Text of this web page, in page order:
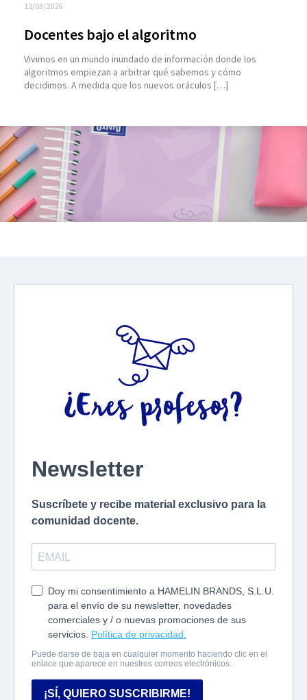
12/03/2026
Docentes bajo el algoritmo
Vivimos en un mundo inundado de información donde los
algoritmos empiezan a arbitrar qué sabemos y cómo
decidimos. A medida que los nuevos oráculos […]